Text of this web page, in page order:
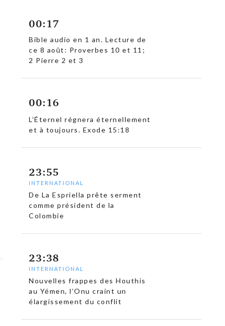
00:17
Bible audio en 1 an. Lecture de
ce 8 août: Proverbes 10 et 11;
2 Pierre 2 et 3
00:16
L’Éternel régnera éternellement
et à toujours. Exode 15:18
23:55
INTERNATIONAL
De La Espriella prête serment
comme président de la
Colombie
23:38
INTERNATIONAL
Nouvelles frappes des Houthis
au Yémen, l’Onu craint un
élargissement du conflit